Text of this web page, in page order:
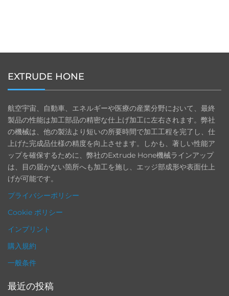
EXTRUDE HONE
航空宇宙、自動車、エネルギーや医療の産業分野において、最終
製品の性能は加工部品の精密な仕上げ加工に左右されます。弊社
の機械は、他の製法より短いの所要時間で加工工程を完了し、仕
上げた完成品仕様の精度を向上させます。しかも、著しい性能ア
ップを確保するために、弊社のExtrude Hone機械ラインアップ
は、目の届かない箇所へも加工を施し、エッジ部成形や表面仕上
げが可能です。
プライバシーポリシー
Cookie ポリシー
インプリント
購入規約
一般条件
最近の投稿